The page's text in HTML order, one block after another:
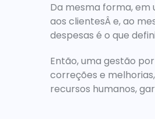
Da mesma forma, em
aos clientesÂ e, ao
despesas é o que
Então, uma gestão
correções e
recursos humanos,